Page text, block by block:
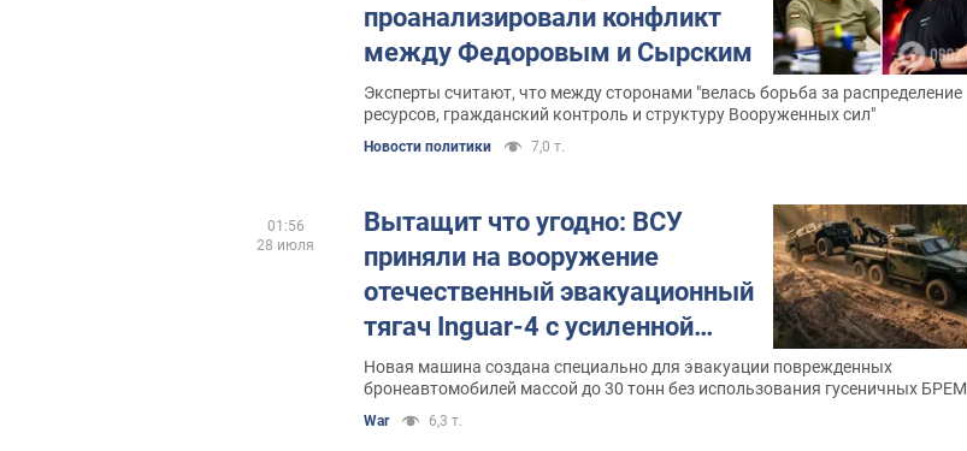
проанализировали конфликт
между Федоровым и Сырским
Эксперты считают, что между сторонами "велась борьба за распределение
ресурсов, гражданский контроль и структуру Вооруженных сил"
Новости политики 7,0 т.
Вытащит что угодно: ВСУ
приняли на вооружение
отечественный эвакуационный
тягач Inguar-4 с усиленной
рамой. Фото и видео
Новая машина создана специально для эвакуации поврежденных
бронеавтомобилей массой до 30 тонн без использования гусеничных БРЕМ
War 6,3 т.
01:56
28 июля